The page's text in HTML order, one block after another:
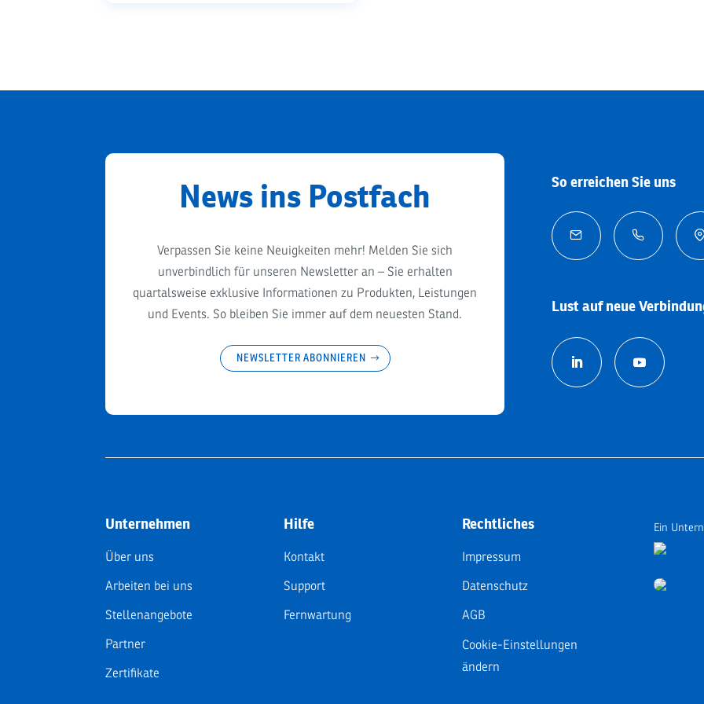
News ins Postfach
Verpassen Sie keine Neuigkeiten mehr! Melden Sie sich
unverbindlich für unseren Newsletter an – Sie erhalten
quartalsweise exklusive Informationen zu Produkten, Leistungen
und Events. So bleiben Sie immer auf dem neuesten Stand.
NEWSLETTER ABONNIEREN
So erreichen Sie uns
 
Lust auf neue
Unternehmen
Über uns
Arbeiten bei uns
Stellenangebote
Partner
Zertifikate
Hilfe
Kontakt
Support
Fernwartung
Rechtliches
Impressum
Datenschutz
AGB
Cookie-Einstellungen
ändern
Ein